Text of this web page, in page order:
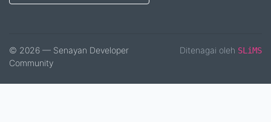
© 2026 — Senayan Developer
Community
Ditenagai oleh SLiMS